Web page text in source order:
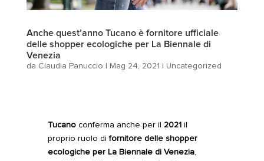
Anche quest’anno Tucano è fornitore ufficiale
delle shopper ecologiche per La Biennale di
Venezia
da Claudia Panuccio Mag 24, 2021 Uncategorized
Tucanoconferma anche per il 2021 il
proprio ruolo difornitore delle shopper
ecologiche per La Biennale di Venezia,